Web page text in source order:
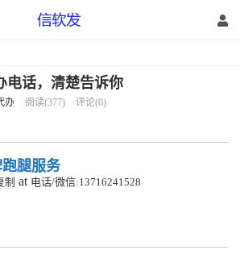
电话，清楚告诉你
办 阅读(377) 评论(0)
腿服务
制 at 电话/微信:13716241528